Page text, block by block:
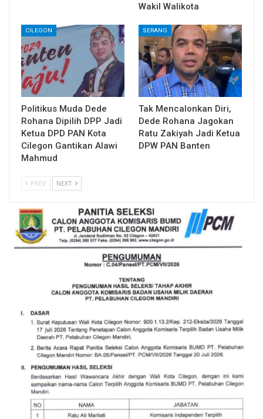
Wakil Walikota
CILEGON
Politikus Muda Dede
Rohana Dipilih DPP Jadi
Ketua DPD PAN Kota
Cilegon Gantikan Alawi
Mahmud
SERANG
Tak Mencalonkan Diri,
Dede Rohana Jagokan
Ratu Zakiyah Jadi Ketua
DPW PAN Banten
PREV NEXT